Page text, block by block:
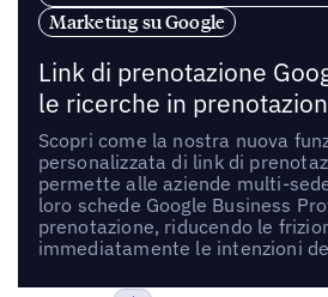
Marketing su Google
Link di prenotazione
le ricerche in
Scopri come la nostra nuova
personalizzata di link di
permette alle aziende multi-
loro schede Google Business
prenotazione, riducendo le
immediatamente le intenzioni